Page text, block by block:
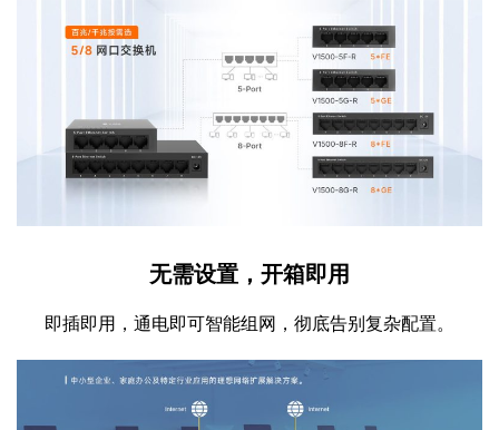
无需设置，开箱即用
即插即用，通电即可智能组网，彻底告别复杂配置。